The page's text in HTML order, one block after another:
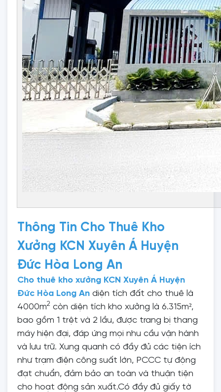
Thông Tin Cho Thuê Kho
Xưởng KCN Xuyên Á Huyện
Đức Hòa Long An
Cho thuê kho xưởng KCN Xuyên Á Huyện
Đức Hòa Long An diện tích đất cho thuê là
4000m2 còn diện tích kho xưởng là 6.315m²,
bao gồm 1 trệt và 2 lầu, được trang bị thang
máy hiện đại, đáp ứng mọi nhu cầu vận hành
và lưu trữ. Xung quanh có đầy đủ các tiện ích
như trạm điện công suất lớn, PCCC tự động
đạt chuẩn, đảm bảo an toàn và thuận tiện
cho hoạt động sản xuất.Có đầy đủ giấy tờ